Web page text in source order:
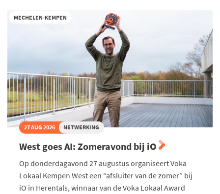
bij
MECHELEN-KEMPEN
27 AUG 2026 NETWERKING
West goes AI: Zomeravond bij iO
Op donderdagavond 27 augustus organiseert Voka
Lokaal Kempen West een “afsluiter van de zomer” bij
iO in Herentals, winnaar van de Voka Lokaal Award